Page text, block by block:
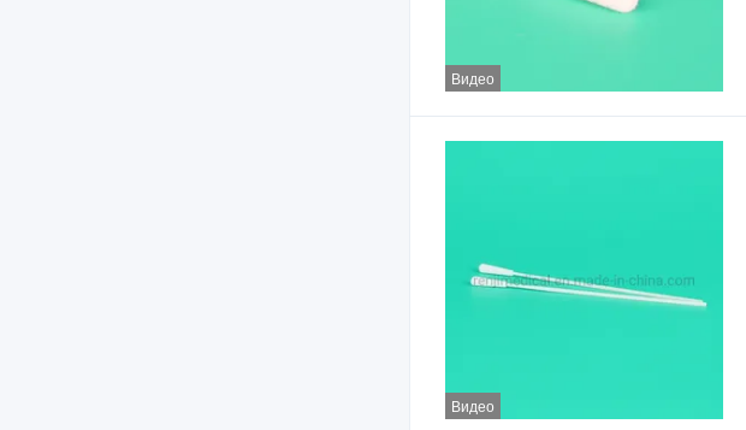
Видео
Видео